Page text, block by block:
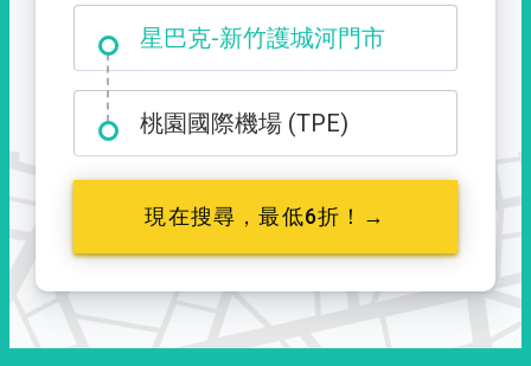
星巴克-新竹護城河門市
大霸尖山登山口
桃園國際機場 (TPE)
現在搜尋，最低6折！→